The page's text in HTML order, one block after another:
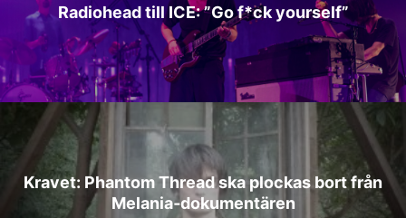
Radiohead till ICE: ”Go f*ck yourself”
Kravet: Phantom Thread ska plockas bort från
Melania‑dokumentären